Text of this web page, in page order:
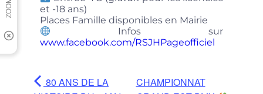
et -18 ans)
Places Famille disponibles en Mairie
Infos sur
www.facebook.com/RSJHPageofficiel
80 ANS DE LA
CHAMPIONNAT